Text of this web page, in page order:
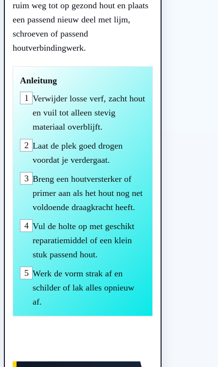
ruim weg tot op gezond hout en plaats
een passend nieuw deel met lijm,
schroeven of passend
houtverbindingwerk.
Anleitung
1 Verwijder losse verf, zacht hout
en vuil tot alleen stevig
materiaal overblijft.
2 Laat de plek goed drogen
voordat je verdergaat.
3 Breng een houtversterker of
primer aan als het hout nog net
voldoende draagkracht heeft.
4 Vul de holte op met geschikt
reparatiemiddel of een klein
stuk passend hout.
5 Werk de vorm strak af en
schilder of lak alles opnieuw
af.